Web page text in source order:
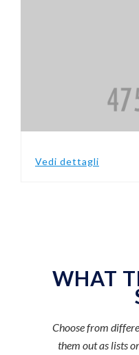
Vedi dettagli
WHAT
Choose from
them out as lists